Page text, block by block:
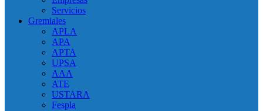
Servicios
Gremiales
APLA
APA
APTA
UPSA
AAA
ATE
USTARA
Fespla